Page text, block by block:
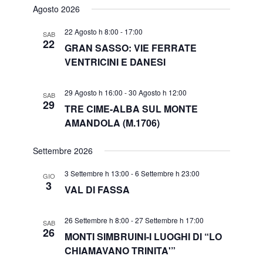
Agosto 2026
SAB
22
22 Agosto h 8:00 - 17:00
GRAN SASSO: VIE FERRATE
VENTRICINI E DANESI
SAB
29
29 Agosto h 16:00 -30 Agosto h 12:00
TRE CIME-ALBA SUL MONTE
AMANDOLA (M.1706)
Settembre 2026
GIO
3
3 Settembre h 13:00 -6 Settembre h 23:00
VAL DI FASSA
SAB
26
26 Settembre h 8:00 -27 Settembre h 17:00
MONTI SIMBRUINI-I LUOGHI DI “LO
CHIAMAVANO TRINITA'”